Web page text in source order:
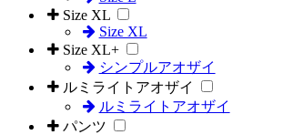
Size XL
Size XL
Size XL+
シンプルアオザイ
ルミライトアオザイ
ルミライトアオザイ
パンツ